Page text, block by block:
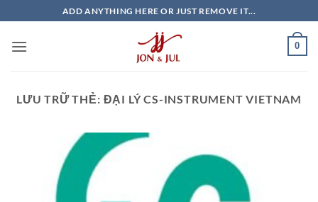
qua
nội
ADD ANYTHING HERE OR JUST REMOVE IT...
0
LƯU TRỮ THẺ: ĐẠI LÝ CS-INSTRUMENT VIETNAM